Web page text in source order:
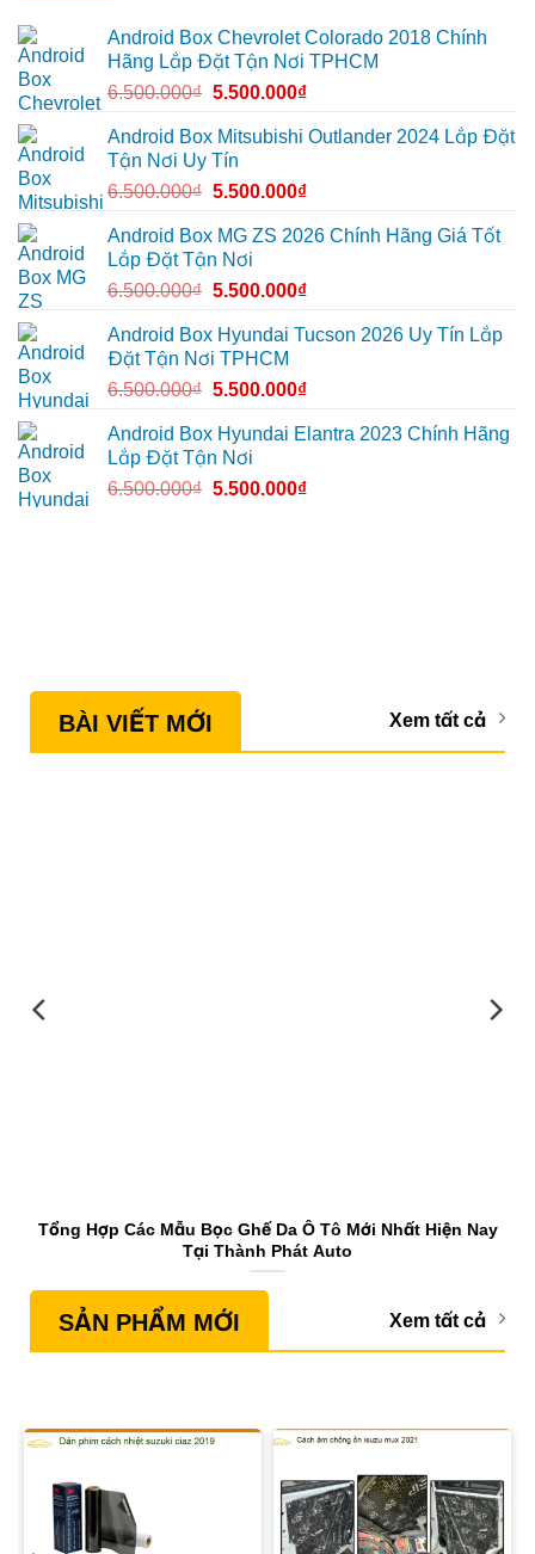
bản
đồ,
YouTube
tiện
lợi
hơn
Bình
Thạnh
biến
màn
zin
thành
thông
minh
cấp
Android
box
Geely
EX2
Quận
màn
zin
Smart
TV
Android Box Chevrolet Colorado 2018 Chính
Hãng Lắp Đặt Tận Nơi TPHCM
6.500.000₫ 5.500.000₫
Android Box Mitsubishi Outlander 2024 Lắp Đặt
Tận Nơi Uy Tín
6.500.000₫ 5.500.000₫
Android Box MG ZS 2026 Chính Hãng Giá Tốt
Lắp Đặt Tận Nơi
6.500.000₫ 5.500.000₫
Android Box Hyundai Tucson 2026 Uy Tín Lắp
Đặt Tận Nơi TPHCM
6.500.000₫ 5.500.000₫
Android Box Hyundai Elantra 2023 Chính Hãng
Lắp Đặt Tận Nơi
6.500.000₫ 5.500.000₫
BÀI VIẾT MỚI Xem tất cả
Tổng Hợp Các Mẫu Bọc Ghế Da Ô Tô Mới Nhất Hiện Nay
Tại Thành Phát Auto
SẢN PHẨM MỚI Xem tất cả